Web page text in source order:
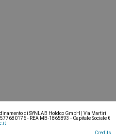
di SYNLAB Holdco GmbH | Via Martiri
- REA MB-1865893 - Capitale Sociale €